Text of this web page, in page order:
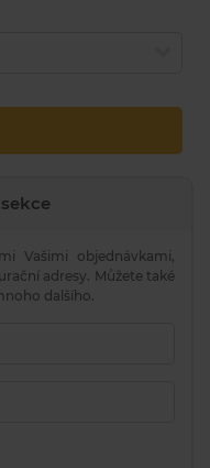
Vašimi objednávkami,
adresy. Můžete také
dalšího.